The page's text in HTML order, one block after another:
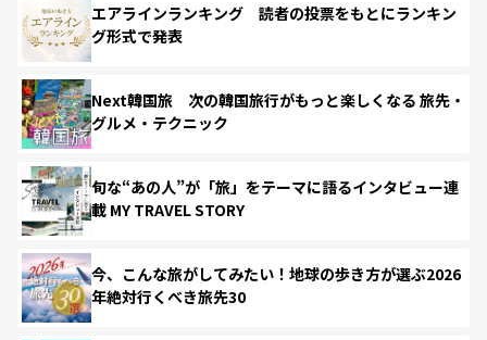
エアラインランキング 読者の投票をもとにランキン
グ形式で発表
Next韓国旅 次の韓国旅行がもっと楽しくなる 旅先・
グルメ・テクニック
旬な“あの人”が「旅」をテーマに語るインタビュー連
載 MY TRAVEL STORY
今、こんな旅がしてみたい！地球の歩き方が選ぶ2026
年絶対行くべき旅先30